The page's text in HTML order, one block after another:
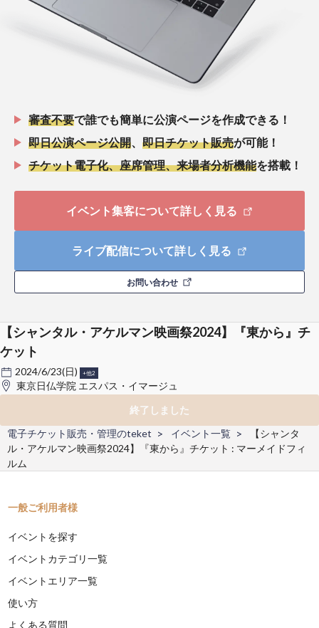
審査不要で誰でも簡単に公演ページを作成できる！
即日公演ページ公開
即日チケット販売が可能！
チケット電子化、座席管理、来場者分析機能を搭載！
イベント集客について詳しく見る
ライブ配信について詳しく見る
お問い合わせ
【シャンタル・アケルマン映画祭2024】『東から』チ
ケット
2024/6/23(日) +他2
東京日仏学院 エスパス・イマージュ
終了しました
電子チケット販売・管理のteket
イベント一覧
【シャンタ
ル・アケルマン映画祭2024】『東から』チケット : マーメイドフィ
ルム
一般ご利用者様
イベントを探す
イベントカテゴリ一覧
イベントエリア一覧
使い方
よくある質問